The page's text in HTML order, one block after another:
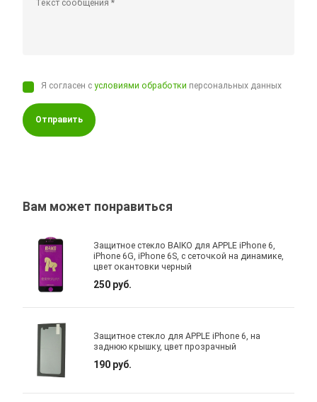
Я согласен сусловиями обработки персональных данных
Отправить
Вам может понравиться
Защитное стекло BAIKO для APPLE iPhone 6,
iPhone 6G, iPhone 6S, с сеточкой на динамике,
цвет окантовки черный
250 руб.
Защитное стекло для APPLE iPhone 6, на
заднюю крышку, цвет прозрачный
190 руб.